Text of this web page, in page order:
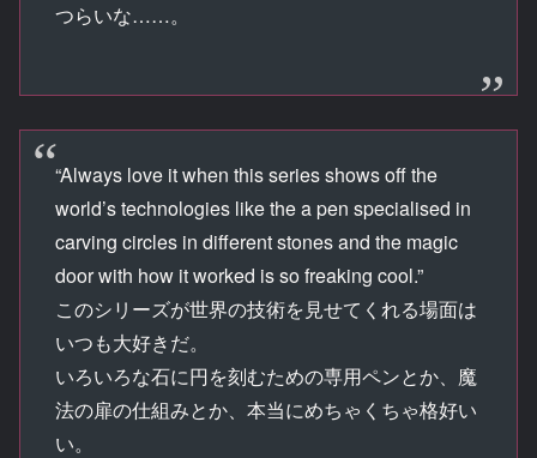
つらいな……。
“Always love it when this series shows off the
world’s technologies like the a pen specialised in
carving circles in different stones and the magic
door with how it worked is so freaking cool.”
このシリーズが世界の技術を見せてくれる場面は
いつも大好きだ。
いろいろな石に円を刻むための専用ペンとか、魔
法の扉の仕組みとか、本当にめちゃくちゃ格好い
い。